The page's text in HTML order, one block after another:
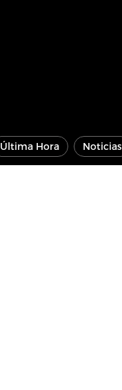
Última Hora Noticias